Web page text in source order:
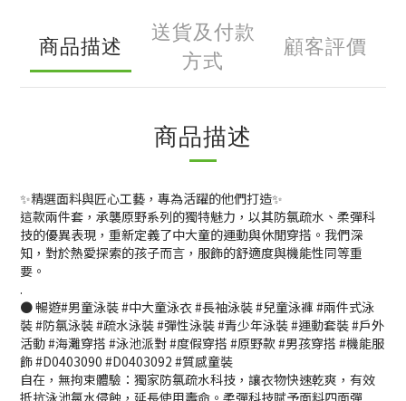
商品描述
送貨及付款
方式
顧客評價
商品描述
✨精選面料與匠心工藝，專為活躍的他們打造✨
這款兩件套，承襲原野系列的獨特魅力，以其防氯疏水、柔彈科
技的優異表現，重新定義了中大童的運動與休閒穿搭。我們深
知，對於熱愛探索的孩子而言，服飾的舒適度與機能性同等重
要。
.
● 暢遊#男童泳裝 #中大童泳衣 #長袖泳裝 #兒童泳褲 #兩件式泳
裝 #防氯泳裝 #疏水泳裝 #彈性泳裝 #青少年泳裝 #運動套裝 #戶外
活動 #海灘穿搭 #泳池派對 #度假穿搭 #原野款 #男孩穿搭 #機能服
飾 #D0403090 #D0403092 #質感童裝
自在，無拘束體驗：獨家防氯疏水科技，讓衣物快速乾爽，有效
抵抗泳池氯水侵蝕，延長使用壽命。柔彈科技賦予面料四面彈